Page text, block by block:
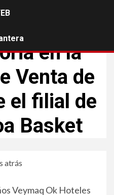
en la
Venta de
el filial de
Basket
atrás
Veymaq Ok Hoteles